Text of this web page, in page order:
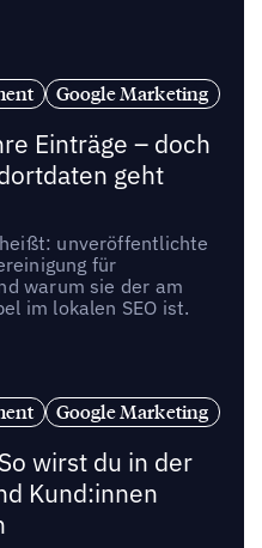
Google Marketing
Einträge – doch
geht
unveröffentlichte
für
warum sie der am
im lokalen SEO ist.
Google Marketing
wirst du in der
Kund:innen